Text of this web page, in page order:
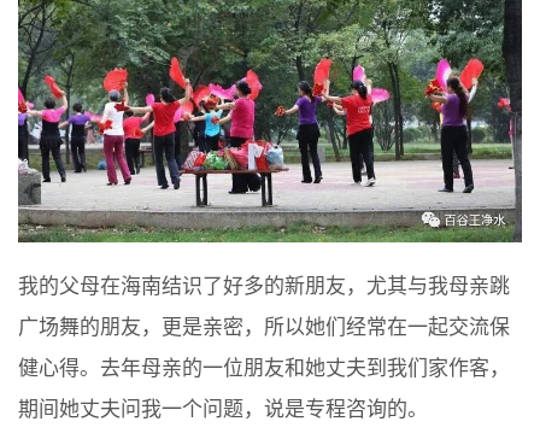
我的父母在海南结识了好多的新朋友，尤其与我母亲跳
广场舞的朋友，更是亲密，所以她们经常在一起交流保
健心得。去年母亲的一位朋友和她丈夫到我们家作客，
期间她丈夫问我一个问题，说是专程咨询的。